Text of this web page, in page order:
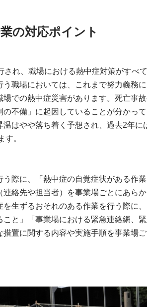
の対応ポイント
れ、職場における熱中症対策がすべ
職場においては、これまで努力義務
での熱中症災害があります。死亡事
不備」に起因していることが分かっ
はやや落ち着く予想され、過去2年に
す。
際に、「熱中症の自覚症状がある作
絡先や担当者）を事業場ごとにあら
生ずるおそれのある作業を行う際に
と」「事業場における緊急連絡網、
置に関する内容や実施手順を事業場